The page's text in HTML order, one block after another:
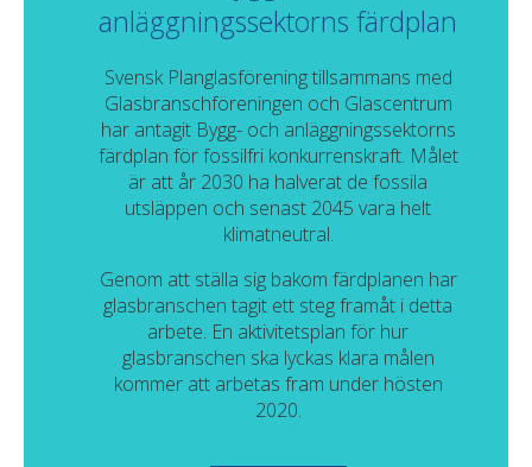
anläggningssektorns färdplan
Svensk Planglasförening tillsammans med
Glasbranschföreningen och Glascentrum
har antagit Bygg- och anläggningssektorns
färdplan för fossilfri konkurrenskraft. Målet
är att år 2030 ha halverat de fossila
utsläppen och senast 2045 vara helt
klimatneutral.
Genom att ställa sig bakom färdplanen har
glasbranschen tagit ett steg framåt i detta
arbete. En aktivitetsplan för hur
glasbranschen ska lyckas klara målen
kommer att arbetas fram under hösten
2020.